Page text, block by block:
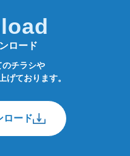
ロード
のチラシや
げております。
ロード